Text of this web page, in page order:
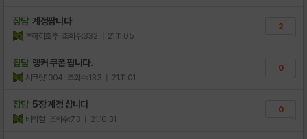
잡담 계정팝니다
후하히호후 조회수:332 | 21.11.05
2
잡담 랭커 쿠폰 팝니다.
시크릿1004 조회수:133 | 21.11.01
0
잡담 5장 계정 삽니다
비뢰혈 조회수:73 | 21.10.31
0